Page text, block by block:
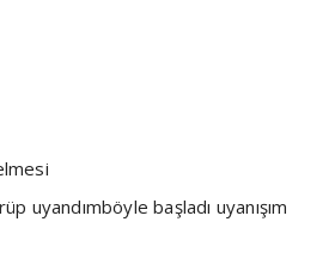
uyandımböyle başladı uyanışım